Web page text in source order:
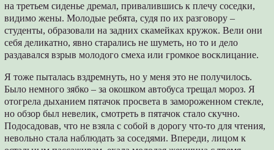
на третьем сиденье дремал, привалившись к плечу соседки,
видимо жены. Молодые ребята, судя по их разговору –
студенты, образовали на задних скамейках кружок. Вели они
себя деликатно, явно старались не шуметь, но то и дело
раздавался взрыв молодого смеха или громкое восклицание.
Я тоже пыталась вздремнуть, но у меня это не получилось.
Было немного зябко – за окошком автобуса трещал мороз. Я
отогрела дыханием пятачок просвета в замороженном стекле,
но обзор был невелик, смотреть в пятачок стало скучно.
Подосадовав, что не взяла с собой в дорогу что-то для чтения,
невольно стала наблюдать за соседями. Впереди, лицом к